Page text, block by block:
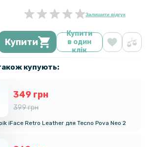
Залишити відгук
Купити
Купити
в один
клік
купують:
349 грн
399 грн
iFace Retro Leather для Tecno Pova Neo 2